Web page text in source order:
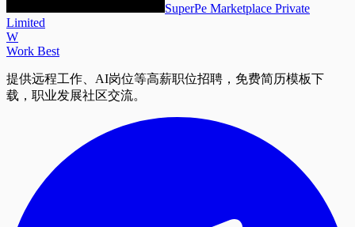
SuperPe Marketplace Private
Limited
W
Work Best
提供远程工作、AI岗位等高薪职位招聘，免费简历模板下
载，职业发展社区交流。